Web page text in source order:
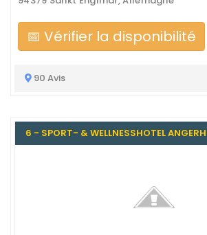
📅 Vérifier la disponibilité
90 Avis
6 - SPORT- & WELLNESSHOTEL